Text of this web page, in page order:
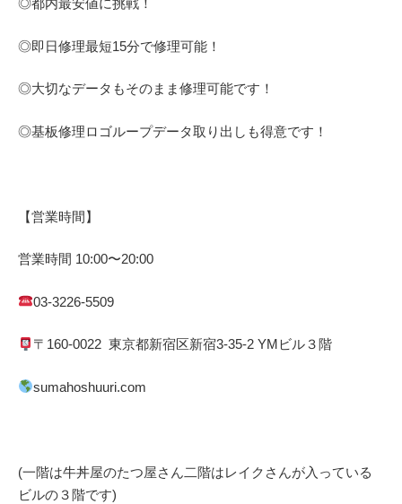
◎都内最安値に挑戦！
◎即日修理最短15分で修理可能！
◎大切なデータもそのまま修理可能です！
◎基板修理ロゴループデータ取り出しも得意です！
【営業時間】
営業時間 10:00〜20:00
03-3226-5509
〒 160-0022 東京都新宿区新宿3-35-2 YMビル３階
sumahoshuuri.com
(一階は牛丼屋のたつ屋さん二階はレイクさんが入っている
ビルの３階です)